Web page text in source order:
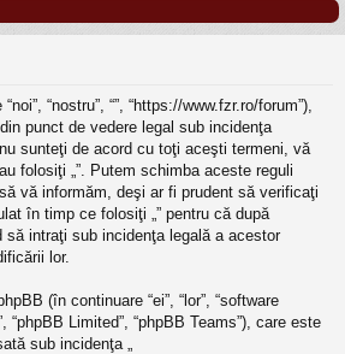
“nostru”, “”, “https://www.fzr.ro/forum”),
punct de vedere legal sub incidenţa
sunteţi de acord cu toţi aceşti termeni, vă
folosiţi „”. Putem schimba aceste reguli
vă informăm, deşi ar fi prudent să verificaţi
în timp ce folosiţi „” pentru că după
să intraţi sub incidenţa legală a acestor
lor.
(în continuare “ei”, “lor”, “software
“phpBB Limited”, “phpBB Teams”), care este
sub incidenţa „